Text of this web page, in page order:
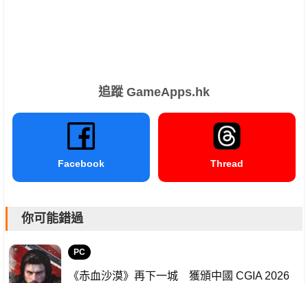
追蹤 GameApps.hk
Facebook Thread
你可能錯過
PC
《赤血沙漠》再下一城 獲頒中國 CGIA 2026